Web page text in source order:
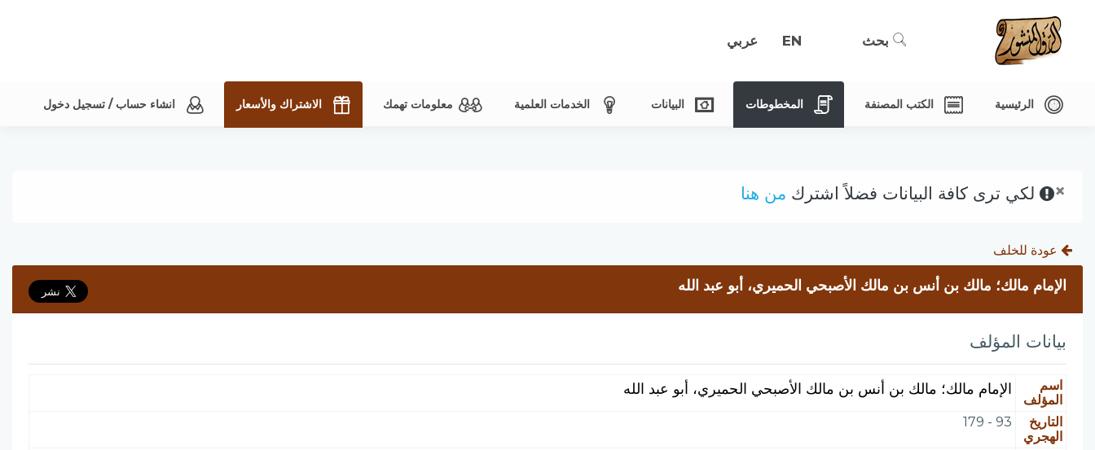
بحث EN عربي
الرئيسية الكتب المصنفة المخطوطات البيانات الخدمات العلمية معلومات تهمك الاشتراك والأسعار انشاء حساب / تسجيل دخول
× لكي ترى كافة البيانات فضلاً اشترك من هنا
عودة للخلف
الإمام مالك؛ مالك بن أنس بن مالك الأصبحي الحميري، أبو عبد الله
بيانات المؤلف
اسم
المؤلف
الإمام مالك؛ مالك بن أنس بن مالك الأصبحي الحميري، أبو عبد الله
التاريخ
الهجري
93 - 179